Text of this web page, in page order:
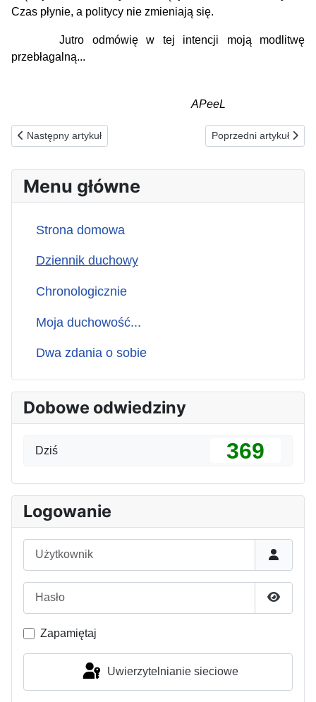
Czas płynie, a politycy nie zmieniają się.
Jutro odmówię w tej intencji moją modlitwę
przebłagalną...
APeeL
Poprzednia strona: 09.11.2025(n) ZA TYCH, KTÓRZY DZIĘKUJĄ
Następny artykuł Następna strona:
Poprzedni artykuł
Menu główne
Strona domowa
Dziennik duchowy
Chronologicznie
Moja duchowość...
Dwa zdania o sobie
Dobowe odwiedziny
Dziś 369
Logowanie
Pokaż
Zapamiętaj
Uwierzytelnianie sieciowe